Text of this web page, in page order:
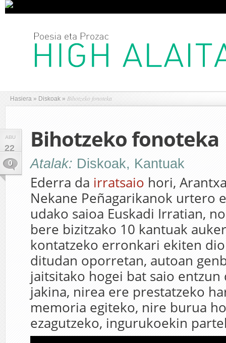
Hasiera » Diskoak » Bihotzeko fonoteka
ABU
22
0
Bihotzeko fonoteka
Atalak: Diskoak, Kantuak
Ederra da irratsaio hori,
Nekane Peñagarikanok urtero
udako saioa Euskadi Irratian,
bere bizitzako 10 kantuak
kontatzeko erronkari ekiten
ditudan oporretan, autoan
jaitsitako hogei bat saio entzun
jakina, nirea ere prestatzeko
memoria egiteko, nire burua
ezagutzeko, ingurukoekin